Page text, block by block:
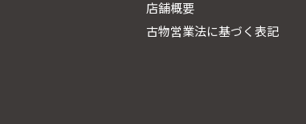
店舗概要
古物営業法に基づく表記